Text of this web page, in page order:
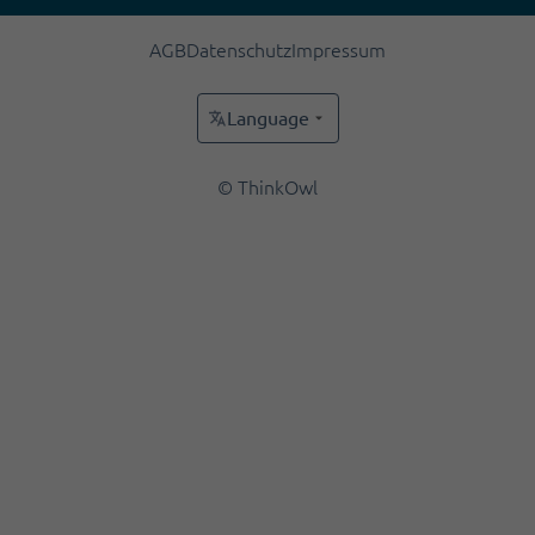
© ThinkOwl
AGBDatenschutzImpressum
Language